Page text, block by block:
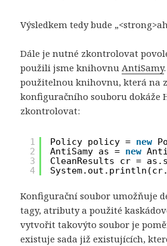
Výsledkem tedy bude
Dále je nutné zkontrolovat
použili jsme knihovnuAntiSamy
použitelnou knihovnu, která na
konfiguračního souboru dokáže
zkontrolovat:
1
2
3
4
Policy policy = new
AntiSamy as = new
CleanResults cr =
Konfigurační soubor umožňuje
tagy, atributy a použité
vytvořit takovýto soubor je
existuje sada již existujících,